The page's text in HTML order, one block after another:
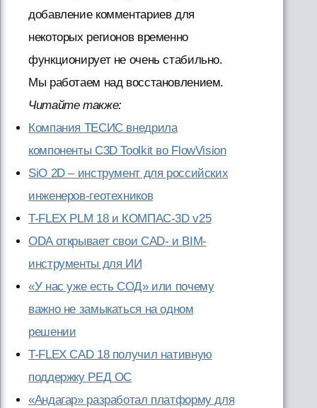
добавление комментариев для
некоторых регионов временно
функционирует не очень стабильно.
Мы работаем над восстановлением.
Читайте также:
Компания ТЕСИС внедрила
компоненты C3D Toolkit во FlowVision
SiO 2D – инструмент для российских
инженеров-геотехников
T-FLEX PLM 18 и КОМПАС-3D v25
ODA открывает свои CAD- и BIM-
инструменты для ИИ
«У нас уже есть СОД» или почему
важно не замыкаться на одном
решении
T-FLEX CAD 18 получил нативную
поддержку РЕД ОС
«Андагар» разработал платформу для